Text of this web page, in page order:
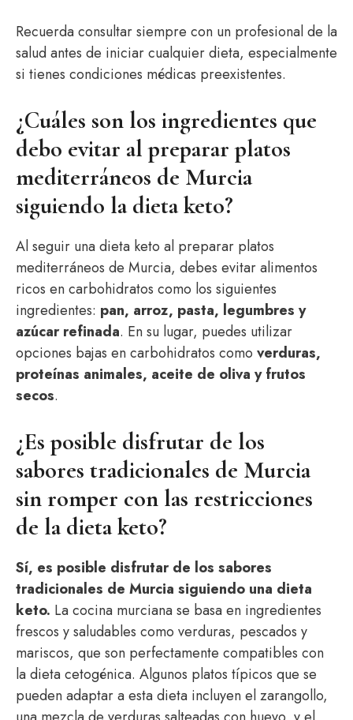
Recuerda consultar siempre con un profesional de la
salud antes de iniciar cualquier dieta, especialmente
si tienes condiciones médicas preexistentes.
¿Cuáles son los ingredientes que
debo evitar al preparar platos
mediterráneos de Murcia
siguiendo la dieta keto?
Al seguir una dieta keto al preparar platos
mediterráneos de Murcia, debes evitar alimentos
ricos en carbohidratos como los siguientes
ingredientes: pan, arroz, pasta, legumbres y
azúcar refinada. En su lugar, puedes utilizar
opciones bajas en carbohidratos como verduras,
proteínas animales, aceite de oliva y frutos
secos.
¿Es posible disfrutar de los
sabores tradicionales de Murcia
sin romper con las restricciones
de la dieta keto?
Sí, es posible disfrutar de los sabores
tradicionales de Murcia siguiendo una dieta
keto. La cocina murciana se basa en ingredientes
frescos y saludables como verduras, pescados y
mariscos, que son perfectamente compatibles con
la dieta cetogénica. Algunos platos típicos que se
pueden adaptar a esta dieta incluyen el zarangollo,